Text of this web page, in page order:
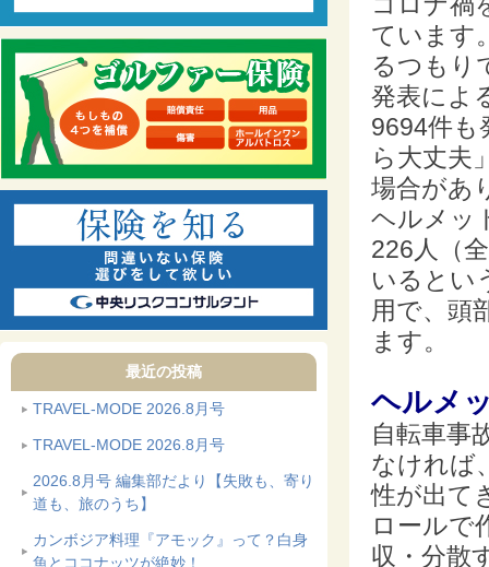
最近の投稿
TRAVEL-MODE 2026.8月号
TRAVEL-MODE 2026.8月号
2026.8月号 編集部だより【失敗も、寄り
道も、旅のうち】
カンボジア料理『アモック』って？白身
魚とココナッツが絶妙！
ています
るつもり
発表によ
9694件も
ら大丈夫
場合があ
ヘルメッ
226人（
いるとい
用で、頭
ます。
ヘルメ
自転車事
なければ
性が出て
ロールで
収・分散